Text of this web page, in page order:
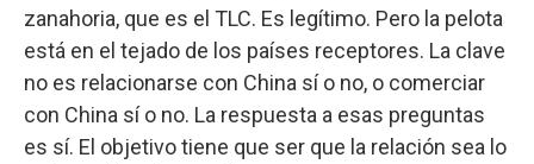
zanahoria, que es el TLC. Es legítimo. Pero la pelota
está en el tejado de los países receptores. La clave
no es relacionarse con China sí o no, o comerciar
con China sí o no. La respuesta a esas preguntas
es sí. El objetivo tiene que ser que la relación sea lo